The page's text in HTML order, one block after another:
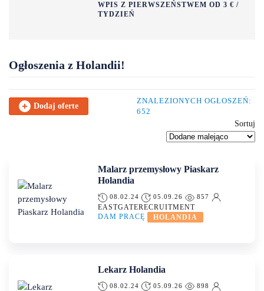
WPIS Z PIERWSZEŃSTWEM OD 3 € /
TYDZIEŃ
Ogłoszenia z Holandii!
Dodaj oferte
ZNALEZIONYCH OGŁOSZEŃ:
652
Sortuj
Malarz przemysłowy Piaskarz
Holandia
08.02.24 05.09.26 857
EASTGATERECRUITMENT
DAM PRACĘ
HOLANDIA
Lekarz Holandia
08.02.24 05.09.26 898